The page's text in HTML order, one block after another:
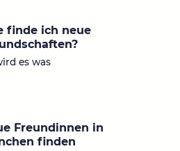
finde ich neue
es was
Freundinnen in
finden